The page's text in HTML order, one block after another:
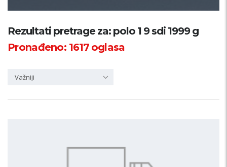
Kategorija
PRETRAŽI
Rezultati pretrage za: polo 1 9 sdi 1999 g
Pronađeno: 1617oglasa
Važniji